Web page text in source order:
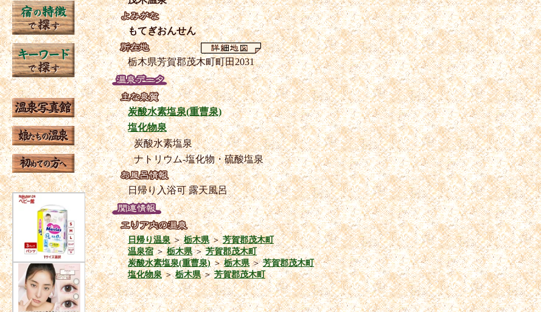
もてぎおんせん
栃木県芳賀郡茂木町町田2031
炭酸水素塩泉(重曹泉)
塩化物泉
炭酸水素塩泉
ナトリウム-塩化物・硫酸塩泉
日帰り入浴可露天風呂
日帰り温泉＞栃木県＞芳賀郡茂木町
温泉宿＞栃木県＞芳賀郡茂木町
炭酸水素塩泉(重曹泉)＞栃木県＞芳賀郡茂木町
塩化物泉＞栃木県＞芳賀郡茂木町